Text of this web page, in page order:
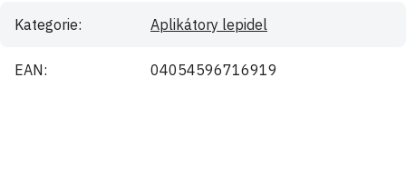
Kategorie: Aplikátory lepidel
EAN: 04054596716919